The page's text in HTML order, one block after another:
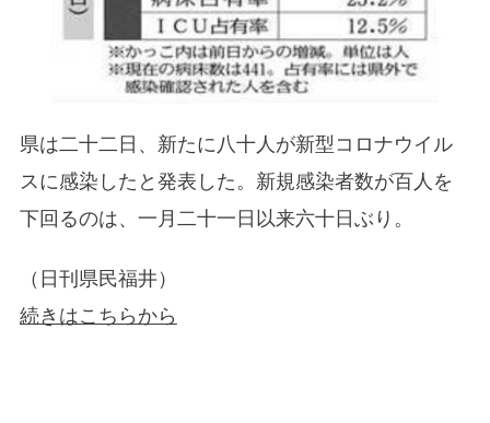
県は二十二日、新たに八十人が新型コロナウイル
スに感染したと発表した。新規感染者数が百人を
下回るのは、一月二十一日以来六十日ぶり。
（日刊県民福井）
続きはこちらから